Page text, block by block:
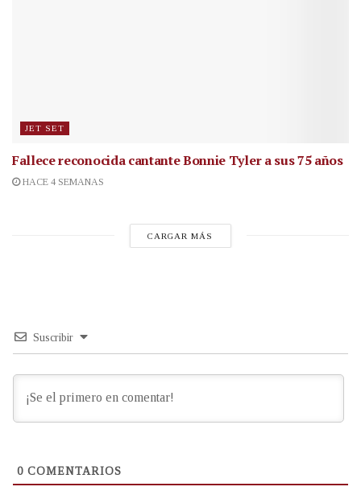
JET SET
Fallece reconocida cantanteBonnie Tyler a sus 75 años
HACE 4 SEMANAS
CARGAR MÁS
Suscribir
0 COMENTARIOS